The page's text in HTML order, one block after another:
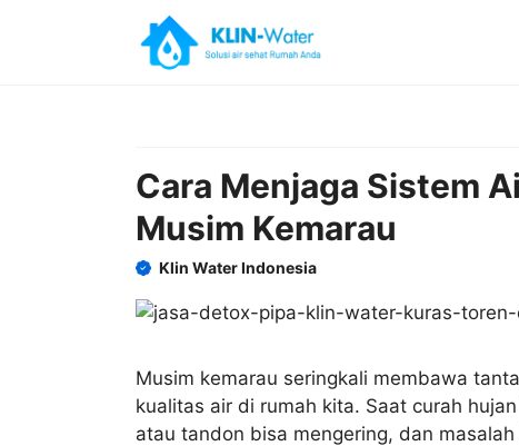
Cara Menjaga Sistem
Musim Kemarau
Klin Water Indonesia
Musim kemarau seringkali membawa
kualitas air di rumah kita. Saat curah
atau tandon bisa mengering, dan